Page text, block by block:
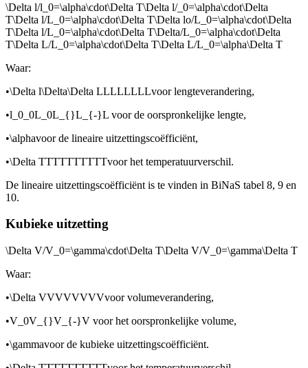
\Delta l/l_0=\alpha\cdot\Delta T\Delta l/_0=\alpha\cdot\Delta
T\Delta l/L_0=\alpha\cdot\Delta T\Delta lo/L_0=\alpha\cdot\Delta
T\Delta l/L_0=\alpha\cdot\Delta T\Delta/L_0=\alpha\cdot\Delta
T\Delta L/L_0=\alpha\cdot\Delta T\Delta L/L_0=\alpha\Delta T
Waar:
•\Delta l\Delta\Delta LLLLLLLLvoor lengteverandering,
•l_0_0L_0L_{}L_{-}L voor de oorspronkelijke lengte,
•\alphavoor de lineaire uitzettingscoëfficiënt,
•\Delta TTTTTTTTTTvoor het temperatuurverschil.
De lineaire uitzettingscoëfficiënt is te vinden in BiNaS tabel 8, 9 en
10.
Kubieke uitzetting
\Delta V/V_0=\gamma\cdot\Delta T\Delta V/V_0=\gamma\Delta T
Waar:
•\Delta VVVVVVVVvoor volumeverandering,
•V_0V_{}V_{-}V voor het oorspronkelijke volume,
•\gammavoor de kubieke uitzettingscoëfficiënt.